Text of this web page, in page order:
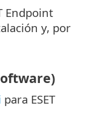
Endpoint
y, por
para ESET